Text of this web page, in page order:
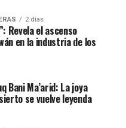
2 días
Revela el ascenso
en la industria de los
Bani Ma’arid: La joya
se vuelve leyenda